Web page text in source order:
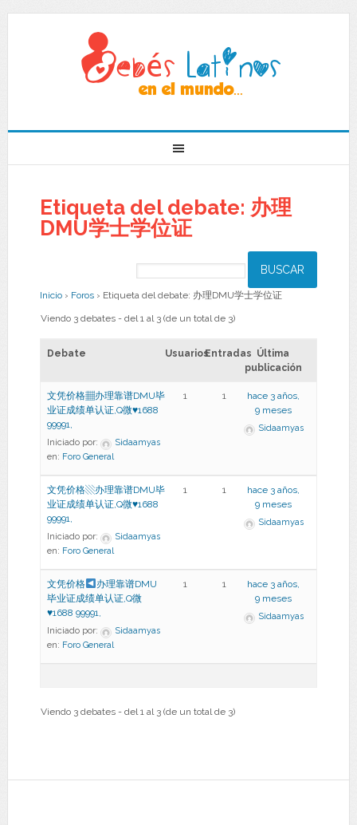
Etiqueta del debate: 办理
DMU学士学位证
Inicio › Foros › Etiqueta del debate: 办理DMU学士学位证
Viendo 3 debates - del 1 al 3 (de un total de 3)
Debate UsuariosEntradas Última
publicación
文凭价格▦办理靠谱DMU毕
业证成绩单认证,Q微♥1688
99991,
Iniciado por:
Sidaamyas
en: Foro General
1 1
hace 3 años,
9 meses
Sidaamyas
文凭价格▧办理靠谱DMU毕
业证成绩单认证,Q微♥1688
99991,
Iniciado por:
Sidaamyas
en: Foro General
1 1
hace 3 años,
9 meses
Sidaamyas
文凭价格
办理靠谱DMU
毕业证成绩单认证,Q微
♥1688 99991,
Iniciado por:
Sidaamyas
en: Foro General
1 1
hace 3 años,
9 meses
Sidaamyas
Viendo 3 debates - del 1 al 3 (de un total de 3)